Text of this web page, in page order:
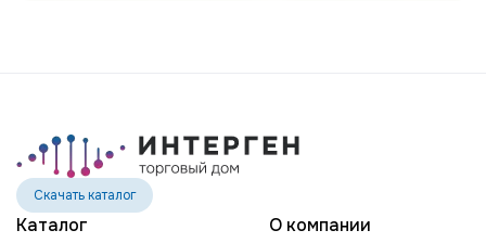
TEEMAR MODESTY RATE-ET
GENOSOURCE DELTA REGMA-ET
VOGUE REVIVAL-RED-ET
Скачать каталог
Каталог О компании